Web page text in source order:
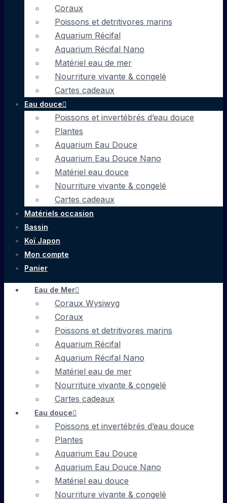
Coraux
Poissons et detritivores marins
Aquarium Récifal
Aquarium Récifal Nano
Matériel eau de mer
Nourriture vivante & congelé
Cartes cadeaux
Eau douce
Poissons et invertébrés d’eau douce
Plantes
Aquarium Eau Douce
Aquarium Eau Douce Nano
Matériel eau douce
Nourriture vivante & congelé
Cartes cadeaux
Matériels occasion
Bassin
Koï Japon
Mon compte
Panier
Eau de Mer
Coraux Wysiwyg
Coraux
Poissons et detritivores marins
Aquarium Récifal
Aquarium Récifal Nano
Matériel eau de mer
Nourriture vivante & congelé
Cartes cadeaux
Eau douce
Poissons et invertébrés d’eau douce
Plantes
Aquarium Eau Douce
Aquarium Eau Douce Nano
Matériel eau douce
Nourriture vivante & congelé